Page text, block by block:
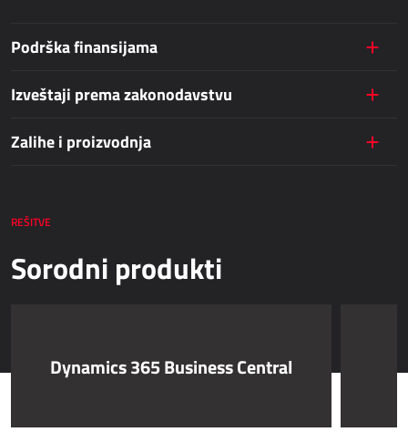
AllForUtility Portal
Mobilne aplikacije
Power Registration & Planning
Podrška finansijama
Izveštaji prema zakonodavstvu
Zalihe i proizvodnja
REŠITVE
Sorodni produkti
Dynamics 365 Business Central